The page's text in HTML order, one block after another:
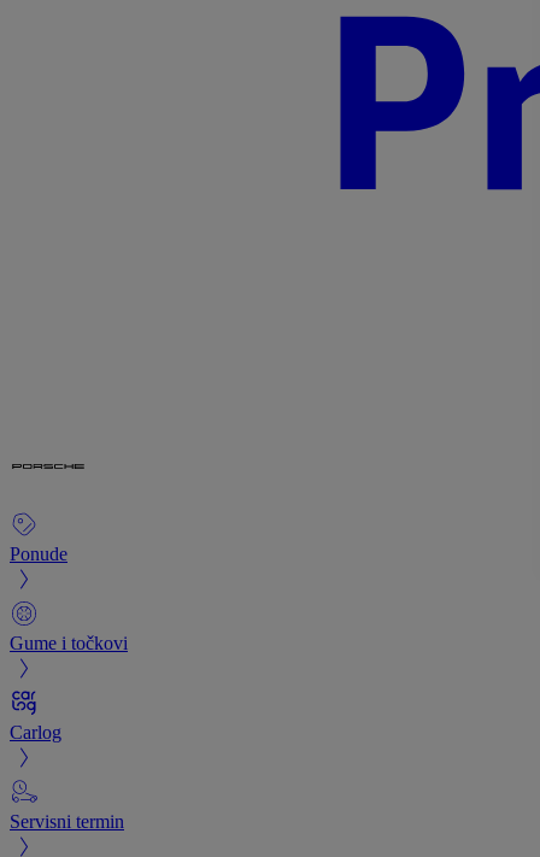
Ponude
Gume i točkovi
Carlog
Servisni termin